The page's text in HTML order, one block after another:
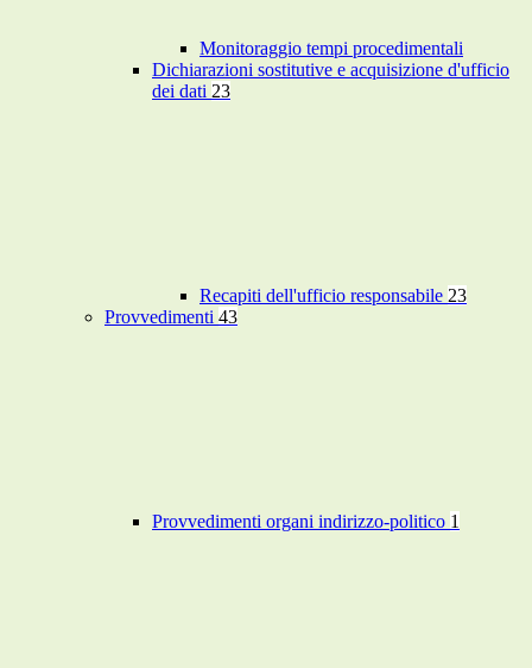
Monitoraggio tempi procedimentali
Dichiarazioni sostitutive e acquisizione d'ufficio
dei dati 23
Recapiti dell'ufficio responsabile 23
Provvedimenti 43
Provvedimenti organi indirizzo-politico 1